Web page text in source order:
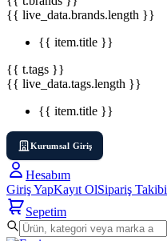
{{ live_data.brands.length }}
{{ item.title }}
{{ t.tags }}
{{ live_data.tags.length }}
{{ item.title }}
Kurumsal Giriş
Hesabım
Giriş YapKayıt OlSipariş Takibi
Sepetim